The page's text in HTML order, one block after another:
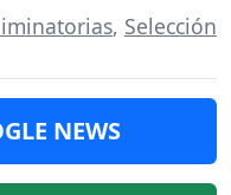
, Selección
NEWS